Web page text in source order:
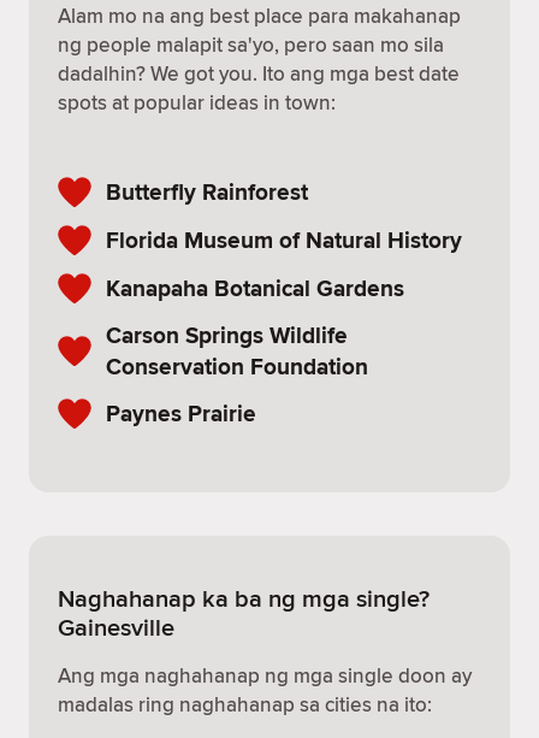
Alam mo na ang best place para makahanap
ng people malapit sa'yo, pero saan mo sila
dadalhin? We got you. Ito ang mga best date
spots at popular ideas in town:
Butterfly Rainforest
Florida Museum of Natural History
Kanapaha Botanical Gardens
Carson Springs Wildlife
Conservation Foundation
Paynes Prairie
Naghahanap ka ba ng mga single?
Gainesville
Ang mga naghahanap ng mga single doon ay
madalas ring naghahanap sa cities na ito: